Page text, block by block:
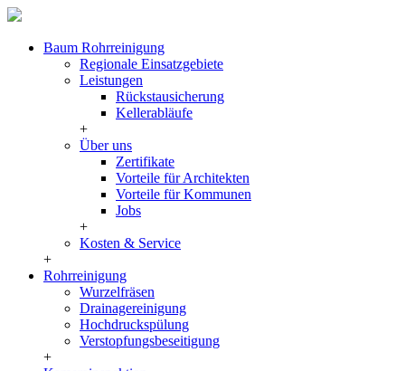
Baum Rohrreinigung
Regionale Einsatzgebiete
Leistungen
Rückstausicherung
Kellerabläufe
+
Über uns
Zertifikate
Vorteile für Architekten
Vorteile für Kommunen
Jobs
+
Kosten & Service
+
Rohrreinigung
Wurzelfräsen
Drainagereinigung
Hochdruckspülung
Verstopfungsbeseitigung
+